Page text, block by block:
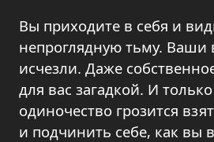
Вы приходите в себя и
непроглядную тьму. Ваши
исчезли. Даже
для вас загадкой. И
одиночество грозится
и подчинить себе, как вы